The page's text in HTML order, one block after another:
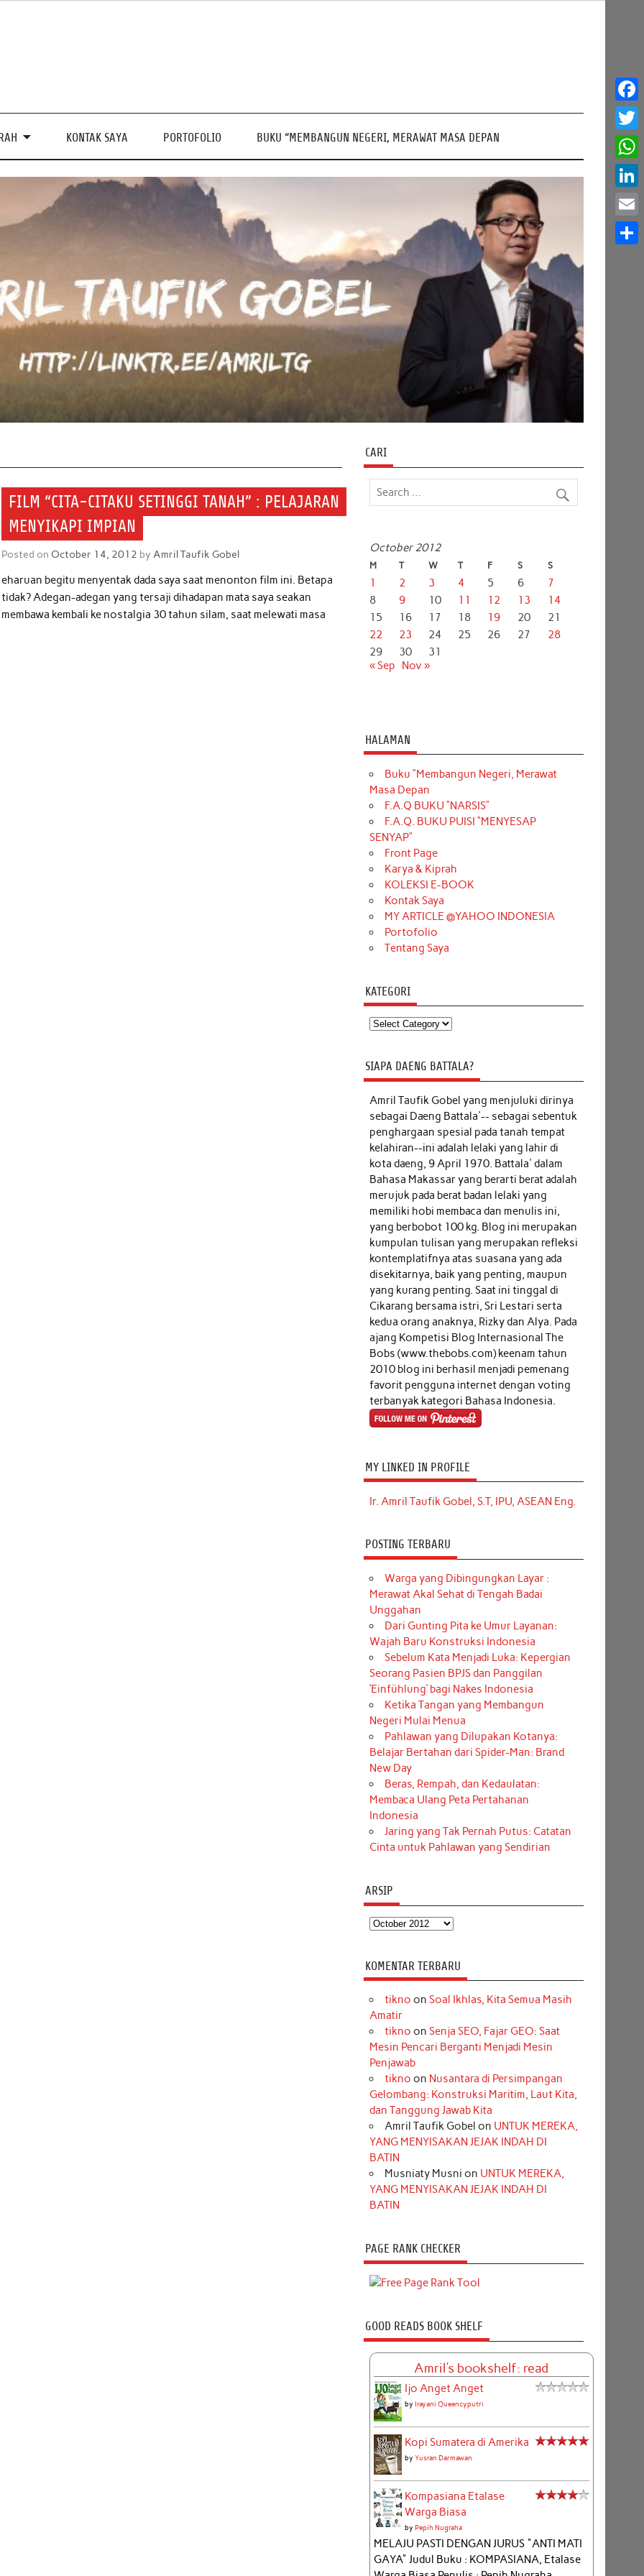
KONTAK SAYA PORTOFOLIO BUKU “MEMBANGUN NEGERI, MERAWAT MASA DEPAN
FILM “CITA-CITAKU SETINGGI TANAH” : PELAJARAN
MENYIKAPI IMPIAN
Posted on October 14, 2012 byAmril Taufik Gobel
eharuan begitu menyentak dada saya saat menonton film ini. Betapa
tidak? Adegan-adegan yang tersaji dihadapan mata saya seakan
membawa kembali ke nostalgia 30 tahun silam, saat melewati masa
CARI
October 2012
M T W T F S S
1 2 3 4 5 6
7
8
9 10 11 12 13
14
15
16 17 18 19 20
21
22
23 24 25 26 27
28
29
30
31
« Sep
Nov »
HALAMAN
Buku “Membangun Negeri, Merawat
Masa Depan
F.A.Q BUKU “NARSIS”
F.A.Q. BUKU PUISI “MENYESAP
SENYAP”
Front Page
Karya & Kiprah
KOLEKSI E-BOOK
Kontak Saya
MY ARTICLE @YAHOO INDONESIA
Portofolio
Tentang Saya
KATEGORI
Kategori
SIAPA DAENG BATTALA?
Amril Taufik Gobel yang menjuluki dirinya
sebagai Daeng Battala'-- sebagai sebentuk
penghargaan spesial pada tanah tempat
kelahiran--ini adalah lelaki yang lahir di
kota daeng, 9 April 1970. Battala' dalam
Bahasa Makassar yang berarti berat adalah
merujuk pada berat badan lelaki yang
memiliki hobi membaca dan menulis ini,
yang berbobot 100 kg. Blog ini merupakan
kumpulan tulisan yang merupakan refleksi
kontemplatifnya atas suasana yang ada
disekitarnya, baik yang penting, maupun
yang kurang penting. Saat ini tinggal di
Cikarang bersama istri, Sri Lestari serta
kedua orang anaknya, Rizky dan Alya. Pada
ajang Kompetisi Blog Internasional The
Bobs (www.thebobs.com) keenam tahun
2010 blog ini berhasil menjadi pemenang
favorit pengguna internet dengan voting
terbanyak kategori Bahasa Indonesia.
MY LINKED IN PROFILE
Ir. Amril Taufik Gobel, S.T, IPU, ASEAN Eng.
POSTING TERBARU
Warga yang Dibingungkan Layar :
Merawat Akal Sehat di Tengah Badai
Unggahan
Dari Gunting Pita ke Umur Layanan:
Wajah Baru Konstruksi Indonesia
Sebelum Kata Menjadi Luka: Kepergian
Seorang Pasien BPJS dan Panggilan
‘Einfühlung’ bagi Nakes Indonesia
Ketika Tangan yang Membangun
Negeri Mulai Menua
Pahlawan yang Dilupakan Kotanya:
Belajar Bertahan dari Spider-Man: Brand
New Day
Beras, Rempah, dan Kedaulatan:
Membaca Ulang Peta Pertahanan
Indonesia
Jaring yang Tak Pernah Putus: Catatan
Cinta untuk Pahlawan yang Sendirian
ARSIP
Arsip
KOMENTAR TERBARU
tikno on Soal Ikhlas, Kita Semua Masih
Amatir
tikno on Senja SEO, Fajar GEO: Saat
Mesin Pencari Berganti Menjadi Mesin
Penjawab
tikno on Nusantara di Persimpangan
Gelombang: Konstruksi Maritim, Laut Kita,
dan Tanggung Jawab Kita
Amril Taufik Gobel on UNTUK MEREKA,
YANG MENYISAKAN JEJAK INDAH DI
BATIN
Musniaty Musni on UNTUK MEREKA,
YANG MENYISAKAN JEJAK INDAH DI
BATIN
PAGE RANK CHECKER
GOOD READS BOOK SHELF
Amril's bookshelf: read
Ijo Anget Anget
by Irayani Queencyputri
Kopi Sumatera di Amerika
by Yusran Darmawan
Kompasiana Etalase
Warga Biasa
by Pepih Nugraha
MELAJU PASTI DENGAN JURUS "ANTI MATI
GAYA" Judul Buku : KOMPASIANA, Etalase
Email